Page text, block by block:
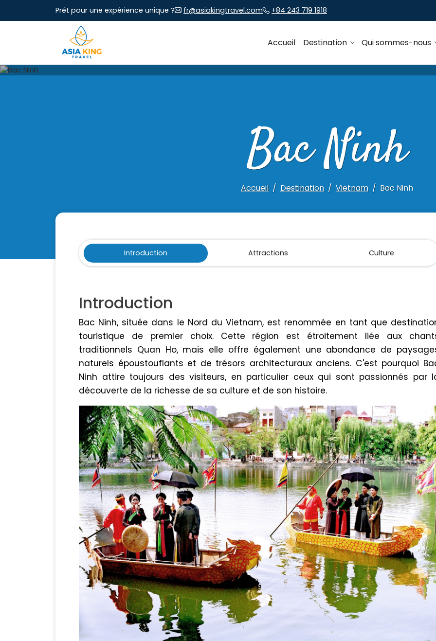
Prêt pour une expérience unique ? fr@asiakingtravel.com +84 243 719 1918
Accueil Destination Qui sommes-nous
Bac Ninh
Accueil Destination Vietnam Bac Ninh
Introduction Attractions Culture
Introduction
Bac Ninh, située dans le Nord du Vietnam, est renommée en tant que
touristique de premier choix. Cette région est étroitement liée aux
traditionnels Quan Ho, mais elle offre également une abondance de
naturels époustouflants et de trésors architecturaux anciens. C'est pourquoi
Ninh attire toujours des visiteurs, en particulier ceux qui sont passionnés par
découverte de la richesse de sa culture et de son histoire.